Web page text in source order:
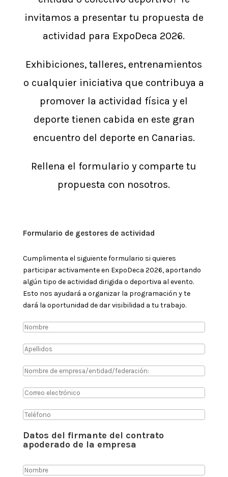
invitamos a presentar tu propuesta de
actividad para ExpoDeca 2026.
Exhibiciones, talleres, entrenamientos
o cualquier iniciativa que contribuya a
promover la actividad física y el
deporte tienen cabida en este gran
encuentro del deporte en Canarias.
Rellena el formulario y comparte tu
propuesta con nosotros.
Formulario de gestores de actividad
Cumplimenta el siguiente formulario si quieres
participar activamente en ExpoDeca 2026, aportando
algún tipo de actividad dirigida o deportiva al evento.
Esto nos ayudará a organizar la programación y te
dará la oportunidad de dar visibilidad a tu trabajo.
Datos del firmante del contrato
apoderado de la empresa